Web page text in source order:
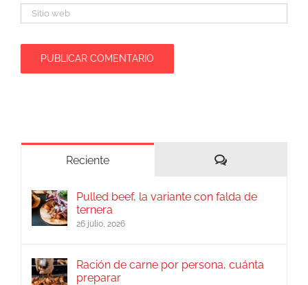
Reciente Comentarios
Pulled beef, la variante con falda de
ternera
26 julio, 2026
Ración de carne por persona, cuánta
preparar